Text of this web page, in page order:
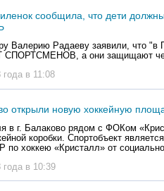
сообщила, что дети
Валерию Радаеву заявили,
а они защищают
года в 11:08
открыли новую хоккейную
в г. Балаково рядом с ФОКом
коробки. Спортобъект
хоккею «Кристалл» от социально
года в 10:39